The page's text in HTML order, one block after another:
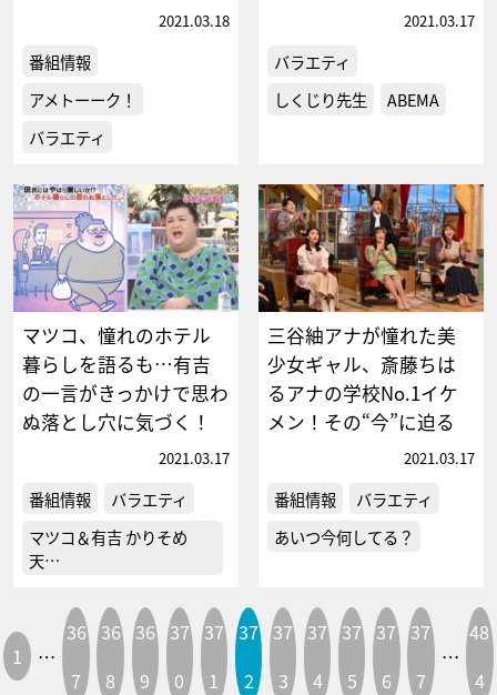
2021.03.18
番組情報
アメトーーク！
バラエティ
2021.03.17
バラエティ
しくじり先生
ABEMA
マツコ、憧れのホテル
暮らしを語るも…有吉
の一言がきっかけで思わ
ぬ落とし穴に気づく！
2021.03.17
番組情報
バラエティ
マツコ＆有吉 かりそめ
天…
三谷紬アナが憧れた美
少女ギャル、斎藤ちは
るアナの学校No.1イケ
メン！その“今”に迫る
2021.03.17
番組情報
バラエティ
あいつ今何してる？
1 …
36
7
36
8
36
9
37
0
37
1
37
2
37
3
37
4
37
5
37
6
37
7
…
48
4